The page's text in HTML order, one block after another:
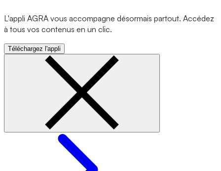
L'appli AGRA vous accompagne désormais partout. Accédez
à tous vos contenus en un clic.
Téléchargez l'appli